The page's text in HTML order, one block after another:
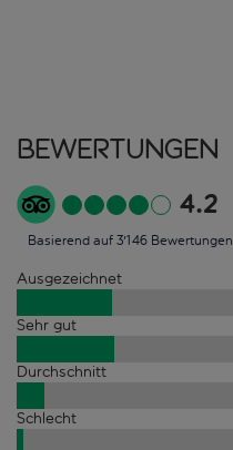
Bewertungen
4.2
Basierend auf 3'146 Bewertungen
Ausgezeichnet
Sehr gut
Durchschnitt
Schlecht